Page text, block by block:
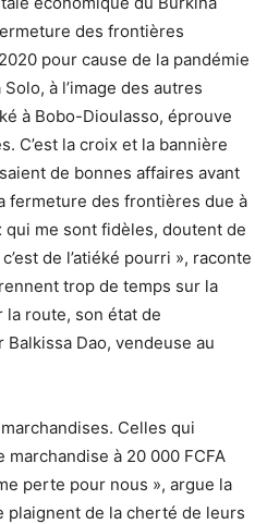
des frontières
pour cause de la pandémie
à l’image des autres
à Bobo-Dioulasso, éprouve
C’est la croix et la bannière
de bonnes affaires avant
fermeture des frontières due à
qui me sont fidèles, doutent de
de l’atiéké pourri », raconte
trop de temps sur la
la route, son état de
Dao, vendeuse au
Celles qui
à 20 000 FCFA
perte pour nous », argue la
plaignent de la cherté de leurs